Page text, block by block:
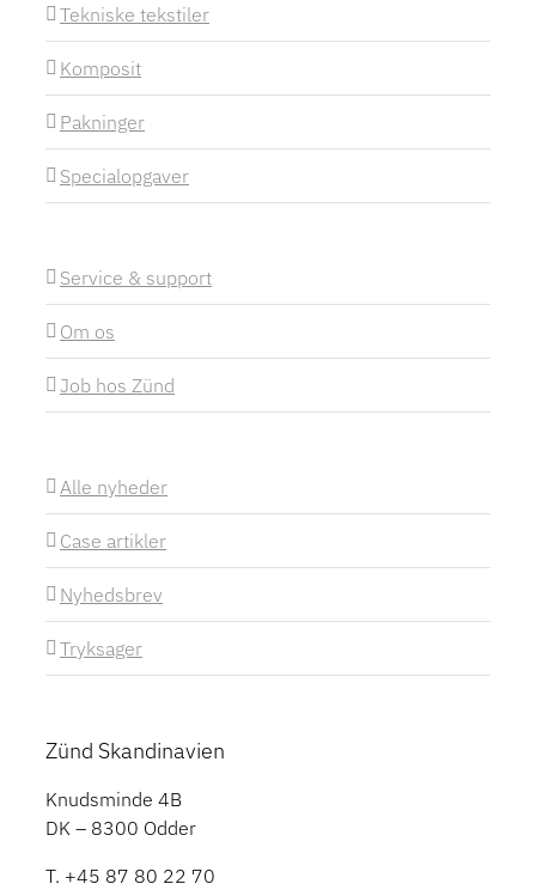
Tekniske tekstiler
Komposit
Pakninger
Specialopgaver
Service & support
Om os
Job hos Zünd
Alle nyheder
Case artikler
Nyhedsbrev
Tryksager
Zünd Skandinavien
Knudsminde 4B
DK – 8300 Odder
T. +45 87 80 22 70